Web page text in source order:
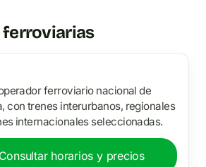
ferroviarias
ferroviario nacional de
con trenes interurbanos, regionales
internacionales seleccionadas.
Consultar horarios y precios